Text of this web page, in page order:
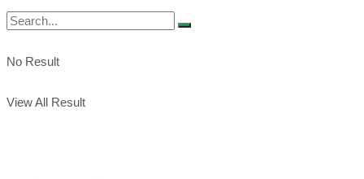
No Result
View All Result